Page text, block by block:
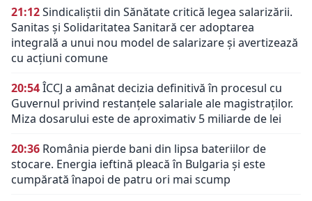
21:12Sindicaliștii din Sănătate critică legea salarizării.
Sanitas și Solidaritatea Sanitară cer adoptarea
integrală a unui nou model de salarizare și avertizează
cu acțiuni comune
20:54ÎCCJ a amânat decizia definitivă în procesul cu
Guvernul privind restanțele salariale ale magistraților.
Miza dosarului este de aproximativ 5 miliarde de lei
20:36 România pierde bani din lipsa bateriilor de
stocare. Energia ieftină pleacă în Bulgaria și este
cumpărată înapoi de patru ori mai scump